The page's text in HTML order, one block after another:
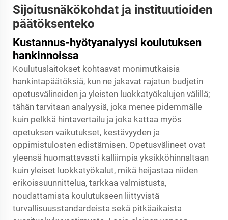
Sijoitusnäkökohdat ja instituutioiden
päätöksenteko
Kustannus-hyötyanalyysi koulutuksen
hankinnoissa
Koulutuslaitokset kohtaavat monimutkaisia
hankintapäätöksiä, kun ne jakavat rajatun budjetin
opetusvälineiden ja yleisten luokkatyökalujen välillä;
tähän tarvitaan analyysiä, joka menee pidemmälle
kuin pelkkä hintavertailu ja joka kattaa myös
opetuksen vaikutukset, kestävyyden ja
oppimistulosten edistämisen. Opetusvälineet ovat
yleensä huomattavasti kalliimpia yksikköhinnaltaan
kuin yleiset luokkatyökalut, mikä heijastaa niiden
erikoissuunnittelua, tarkkaa valmistusta,
noudattamista koulutukseen liittyvistä
turvallisuusstandardeista sekä pitkäaikaista